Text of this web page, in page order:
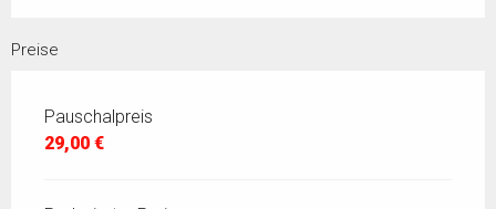
Preise
Pauschalpreis
29,00 €